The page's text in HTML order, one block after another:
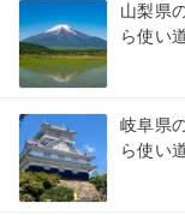
山梨県
ら使い
岐阜県
ら使い